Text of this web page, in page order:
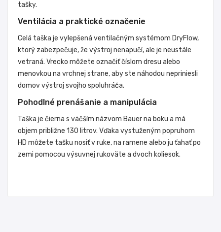
tašky.
Ventilácia a praktické označenie
Celá taška je vylepšená ventilačným systémom DryFlow,
ktorý zabezpečuje, že výstroj nenapučí, ale je neustále
vetraná. Vrecko môžete označiť číslom dresu alebo
menovkou na vrchnej strane, aby ste náhodou nepriniesli
domov výstroj svojho spoluhráča.
Pohodlné prenášanie a manipulácia
Taška je čierna s väčším názvom Bauer na boku a má
objem približne 130 litrov. Vďaka vystuženým popruhom
HD môžete tašku nosiť v ruke, na ramene alebo ju ťahať po
zemi pomocou výsuvnej rukoväte a dvoch koliesok.